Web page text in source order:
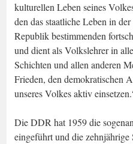
kulturellen Leben seines
den das staatliche Leben in
Republik bestimmenden
und dient als Volkslehrer in
Schichten und allen anderen
Frieden, den demokratischen
unseres Volkes aktiv
Die DDR hat 1959 die
eingeführt und die